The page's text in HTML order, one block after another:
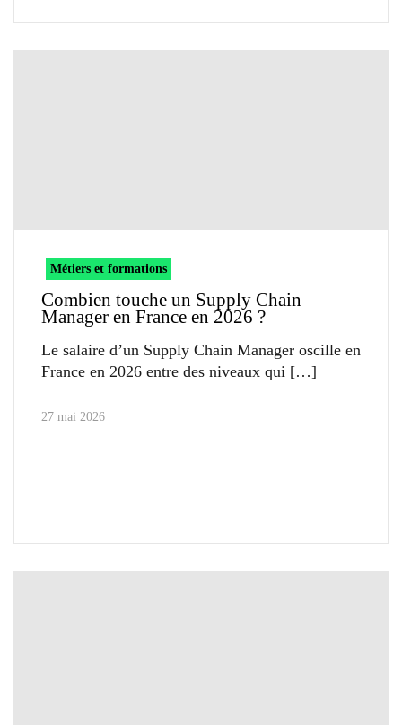
Métiers et formations
Combien touche un Supply Chain
Manager en France en 2026 ?
Le salaire d’un Supply Chain Manager oscille en
France en 2026 entre des niveaux qui
27 mai 2026